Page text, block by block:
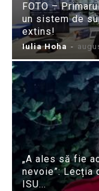
FOTO –
un sistem de
extins!
Iulia Hoha -
„A ales să fie
nevoie”: Lecția
ISU...